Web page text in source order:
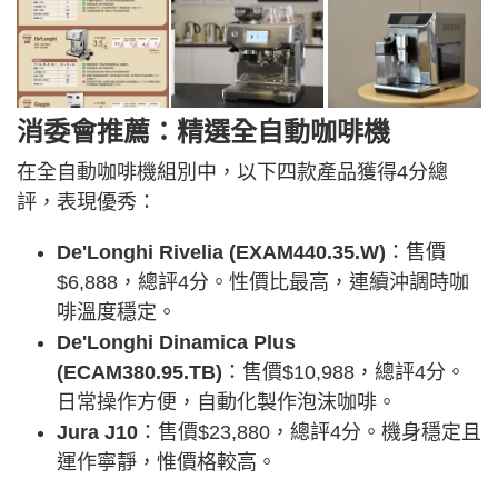
消委會推薦：精選全自動咖啡機
在全自動咖啡機組別中，以下四款產品獲得4分總
評，表現優秀：
De'Longhi Rivelia (EXAM440.35.W) ：售價
$6,888，總評4分。性價比最高，連續沖調時咖
啡溫度穩定。
De'Longhi Dinamica Plus
(ECAM380.95.TB) ：售價$10,988，總評4分。
日常操作方便，自動化製作泡沫咖啡。
Jura J10 ：售價$23,880，總評4分。機身穩定且
運作寧靜，惟價格較高。